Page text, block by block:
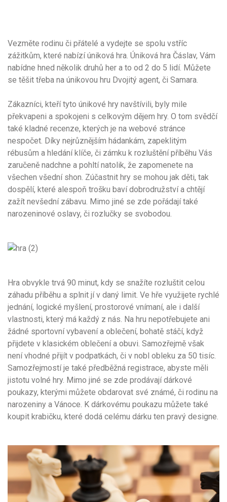
Vezměte rodinu či přátelé a vydejte se spolu vstříc
zážitkům, které nabízí úniková hra. Úniková hra Čáslav, Vám
nabídne hned několik druhů her a to od 2 do 5 lidí. Můžete
se těšit třeba na únikovou hru Dvojitý agent, či Samara.
Zákazníci, kteří tyto únikové hry navštívili, byly mile
překvapeni a spokojeni s celkovým dějem hry. O tom svědčí
také kladné recenze, kterých je na webové stránce
nespočet. Díky nejrůznějším hádankám, zapeklitým
rébusům a hledání klíče, či zámku k rozluštění příběhu Vás
zaručeně nadchne a pohltí natolik, že zapomenete na
všechen všední shon. Zúčastnit hry se mohou jak děti, tak
dospělí, které alespoň trošku baví dobrodružství a chtějí
zažít nevšední zábavu. Mimo jiné se zde pořádají také
narozeninové oslavy, či rozlučky se svobodou.
Hra obvykle trvá 90 minut, kdy se snažíte rozluštit celou
záhadu příběhu a splnit jí v daný limit. Ve hře využijete rychlé
jednání, logické myšlení, prostorové vnímaní, ale i další
vlastnosti, který má každý z nás. Na hru nepotřebujete ani
žádné sportovní vybavení a oblečení, bohatě stáčí, když
přijdete v klasickém oblečení a obuvi. Samozřejmě však
není vhodné přijít v podpatkách, či v nobl obleku za 50 tisíc.
Samozřejmostí je také předběžná registrace, abyste měli
jistotu volné hry. Mimo jiné se zde prodávají dárkové
poukazy, kterými můžete obdarovat své známé, či rodinu na
narozeniny a Vánoce. K dárkovému poukazu můžete také
koupit krabičku, které dodá celému dárku ten pravý designe.